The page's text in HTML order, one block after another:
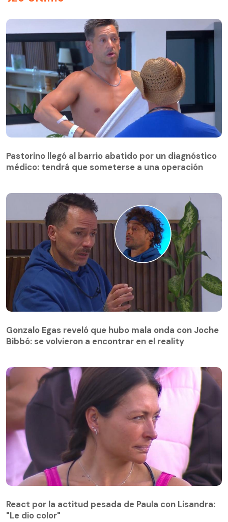
médico: tendrá que someterse a una operación
Pastorino llegó al barrio abatido por un diagnóstico
médico: tendrá que someterse a una operación
Bibbó: se volvieron a encontrar en el reality
Gonzalo Egas reveló que hubo mala onda con Joche
Bibbó: se volvieron a encontrar en el reality
"Le dio color"
React por la actitud pesada de Paula con Lisandra:
"Le dio color"